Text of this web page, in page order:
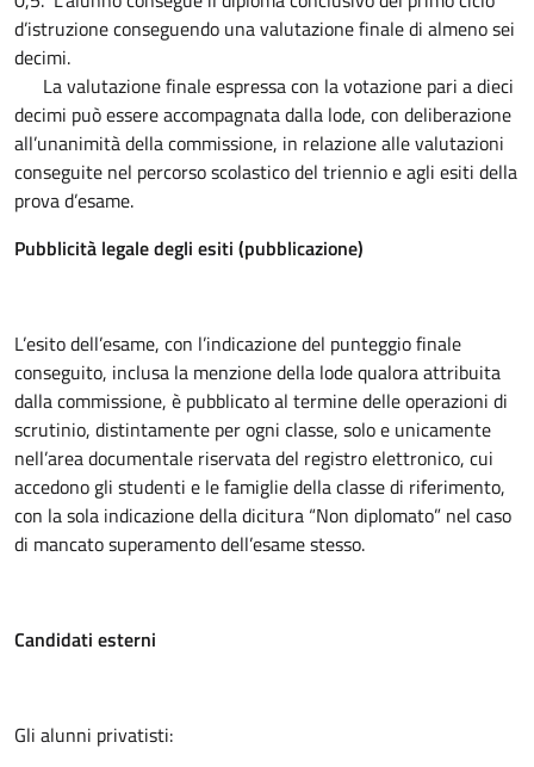
d’istruzione conseguendo una valutazione finale di almeno sei
decimi.
La valutazione finale espressa con la votazione pari a dieci
decimi può essere accompagnata dalla lode, con deliberazione
all’unanimità della commissione, in relazione alle valutazioni
conseguite nel percorso scolastico del triennio e agli esiti della
prova d’esame.
Pubblicità legale degli esiti (pubblicazione)
L’esito dell’esame, con l’indicazione del punteggio finale
conseguito, inclusa la menzione della lode qualora attribuita
dalla commissione, è pubblicato al termine delle operazioni di
scrutinio, distintamente per ogni classe, solo e unicamente
nell’area documentale riservata del registro elettronico, cui
accedono gli studenti e le famiglie della classe di riferimento,
con la sola indicazione della dicitura “Non diplomato” nel caso
di mancato superamento dell’esame stesso.
Candidati esterni
Gli alunni privatisti: